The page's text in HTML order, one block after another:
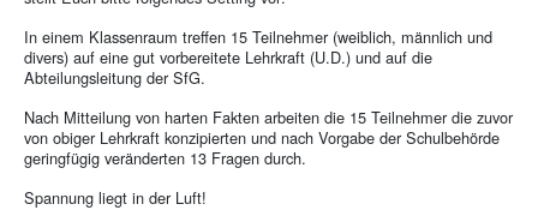
In einem Klassenraum treffen 15 Teilnehmer (weiblich, männlich und
divers) auf eine gut vorbereitete Lehrkraft (U.D.) und auf die
Abteilungsleitung der SfG.
Nach Mitteilung von harten Fakten arbeiten die 15 Teilnehmer die zuvor
von obiger Lehrkraft konzipierten und nach Vorgabe der Schulbehörde
geringfügig veränderten 13 Fragen durch.
Spannung liegt in der Luft!